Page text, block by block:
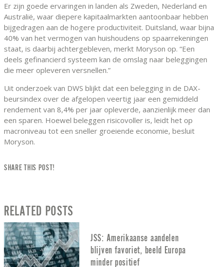
Er zijn goede ervaringen in landen als Zweden, Nederland en
Australië, waar diepere kapitaalmarkten aantoonbaar hebben
bijgedragen aan de hogere productiviteit. Duitsland, waar bijna
40% van het vermogen van huishoudens op spaarrekeningen
staat, is daarbij achtergebleven, merkt Moryson op. “Een
deels gefinancierd systeem kan de omslag naar beleggingen
die meer opleveren versnellen.”
Uit onderzoek van DWS blijkt dat een belegging in de DAX-
beursindex over de afgelopen veertig jaar een gemiddeld
rendement van 8,4% per jaar opleverde, aanzienlijk meer dan
een sparen. Hoewel beleggen risicovoller is, leidt het op
macroniveau tot een sneller groeiende economie, besluit
Moryson.
SHARE THIS POST!
RELATED POSTS
JSS: Amerikaanse aandelen
blijven favoriet, beeld Europa
minder positief